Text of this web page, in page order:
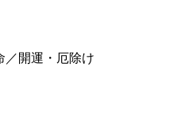
／開運・厄除け